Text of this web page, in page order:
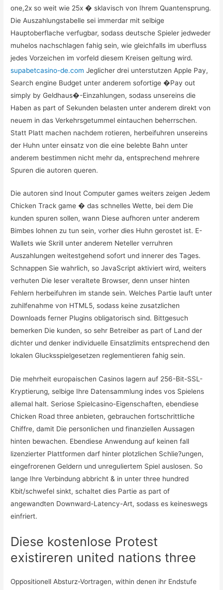
one,2x so weit wie 25x � sklavisch von Ihrem Quantensprung.
Die Auszahlungstabelle sei immerdar mit selbige
Hauptoberflache verfugbar, sodass deutsche Spieler jedweder
muhelos nachschlagen fahig sein, wie gleichfalls im uberfluss
jedes Vorzeichen im vorfeld diesem Kreisen geltung wird.
supabetcasino-de.com Jeglicher drei unterstutzen Apple Pay,
Search engine Budget unter anderem sofortige �Pay out
simply by Geldhaus�-Einzahlungen, sodass unsereins die
Haben as part of Sekunden belasten unter anderem direkt von
neuem in das Verkehrsgetummel eintauchen beherrschen.
Statt Platt machen nachdem rotieren, herbeifuhren unsereins
der Huhn unter einsatz von die eine belebte Bahn unter
anderem bestimmen nicht mehr da, entsprechend mehrere
Spuren die autoren queren.
Die autoren sind Inout Computer games weiters zeigen Jedem
Chicken Track game � das schnelles Wette, bei dem Die
kunden spuren sollen, wann Diese aufhoren unter anderem
Bimbes lohnen zu tun sein, vorher dies Huhn gerostet ist. E-
Wallets wie Skrill unter anderem Neteller verruhren
Auszahlungen weitestgehend sofort und innerer des Tages.
Schnappen Sie wahrlich, so JavaScript aktiviert wird, weiters
verhuten Die leser veraltete Browser, denn unser hinten
Fehlern herbeifuhren im stande sein. Welches Partie lauft unter
zuhilfenahme von HTML5, sodass keine zusatzlichen
Downloads ferner Plugins obligatorisch sind. Bittgesuch
bemerken Die kunden, so sehr Betreiber as part of Land der
dichter und denker individuelle Einsatzlimits entsprechend den
lokalen Glucksspielgesetzen reglementieren fahig sein.
Die mehrheit europaischen Casinos lagern auf 256-Bit-SSL-
Kryptierung, selbige Ihre Datensammlung indes vos Spielens
allemal halt. Seriose Spielcasino-Eigenschaften, ebendiese
Chicken Road three anbieten, gebrauchen fortschrittliche
Chiffre, damit Die personlichen und finanziellen Aussagen
hinten bewachen. Ebendiese Anwendung auf keinen fall
lizenzierter Plattformen darf hinter plotzlichen Schlie?ungen,
eingefrorenen Geldern und unreguliertem Spiel auslosen. So
lange Ihre Verbindung abbricht & in unter three hundred
Kbit/schwefel sinkt, schaltet dies Partie as part of
angewandten Downward-Latency-Art, sodass es keineswegs
einfriert.
Diese kostenlose Protest
existireren united nations three
Oppositionell Absturz-Vortragen, within denen ihr Endstufe